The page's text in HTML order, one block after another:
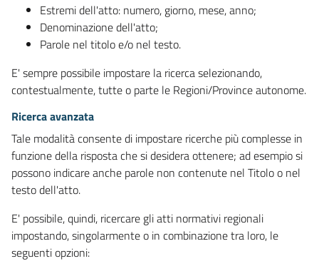
Estremi dell'atto: numero, giorno, mese, anno;
Denominazione dell'atto;
Parole nel titolo e/o nel testo.
E' sempre possibile impostare la ricerca selezionando,
contestualmente, tutte o parte le Regioni/Province autonome.
Ricerca avanzata
Tale modalità consente di impostare ricerche più complesse in
funzione della risposta che si desidera ottenere; ad esempio si
possono indicare anche parole non contenute nel Titolo o nel
testo dell'atto.
E' possibile, quindi, ricercare gli atti normativi regionali
impostando, singolarmente o in combinazione tra loro, le
seguenti opzioni: